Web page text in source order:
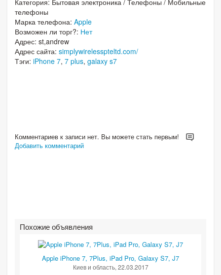
телефоны
Марка телефона: Apple
Возможен ли торг?: Нет
Адрес: st,andrew
Адрес сайта: simplywirelesspteltd.com/
Тэги: iPhone 7, 7 plus, galaxy s7
Комментариев к записи нет. Вы можете стать первым!
Добавить комментарий
Похожие объявления
Apple iPhone 7, 7Plus, iPad Pro, Galaxy S7, J7
Киев и область, 22.03.2017